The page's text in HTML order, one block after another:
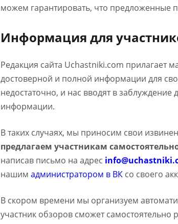
можем гарантировать, что предложенные
Информация для
Редакция сайта Uchastniki.com прилагает
достоверной и полной информации для
недостаточно, и нас вводят в заблуждение
информации.
В таких случаях, мы приносим свои
предлагаем участникам
написав письмо на адрес
нашим администратором в ВК со своего
В скором времени мы организуем
участник обзоров сможет самостоятельно